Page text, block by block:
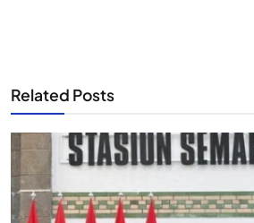
Related Posts